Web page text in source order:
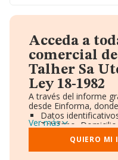
Acceda a
comercial
Talher Sa
Ley 18-1982
A través del informe
desde Einforma,
Datos
Teléfono, Domicilio.
Informe Mercantil
Gráficos de
Consejo de
Ver más
QUIERO MI